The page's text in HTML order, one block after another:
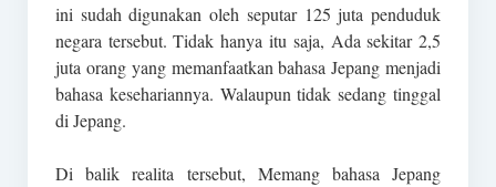
ini sudah digunakan oleh seputar 125 juta penduduk
negara tersebut. Tidak hanya itu saja, Ada sekitar 2,5
juta orang yang memanfaatkan bahasa Jepang menjadi
bahasa kesehariannya. Walaupun tidak sedang tinggal
di Jepang.
Di balik realita tersebut, Memang bahasa Jepang